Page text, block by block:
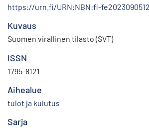
https://urn.fi/URN:NBN:fi-
Kuvaus
Suomen virallinen tilasto (SVT)
ISSN
1795-8121
Aihealue
tulot ja kulutus
Sarja